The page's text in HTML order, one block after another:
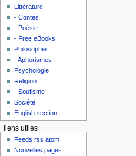
Littérature
- Contes
- Poésie
- Free eBooks
Philosophie
- Aphorismes
Psychologie
Religion
- Soufisme
Société
English section
liens utiles
Feeds rss atom
Nouvelles pages